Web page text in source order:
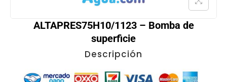
ALTAPRES75H10/1123 – Bomba de
superficie
Descripción